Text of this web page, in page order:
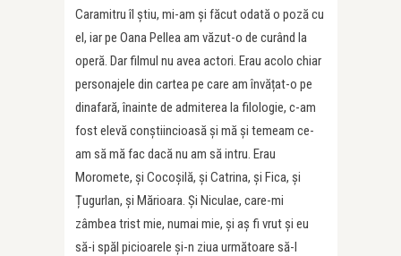
Caramitru îl știu, mi-am și făcut odată o poză cu
el, iar pe Oana Pellea am văzut-o de curând la
operă. Dar filmul nu avea actori. Erau acolo chiar
personajele din cartea pe care am învățat-o pe
dinafară, înainte de admiterea la filologie, c-am
fost elevă conștiincioasă și mă și temeam ce-
am să mă fac dacă nu am să intru. Erau
Moromete, și Cocoșilă, și Catrina, și Fica, și
Țugurlan, și Mărioara. Și Niculae, care-mi
zâmbea trist mie, numai mie, și aș fi vrut și eu
să-i spăl picioarele și-n ziua următoare să-l